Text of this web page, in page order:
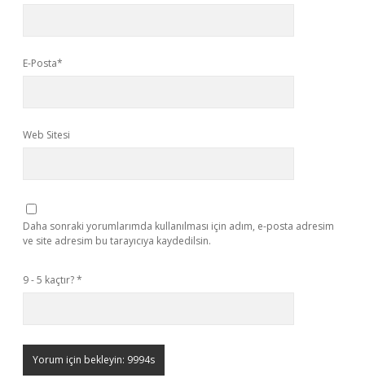
E-Posta*
Web Sitesi
Daha sonraki yorumlarımda kullanılması için adım, e-posta adresim
ve site adresim bu tarayıcıya kaydedilsin.
9 - 5 kaçtır?*